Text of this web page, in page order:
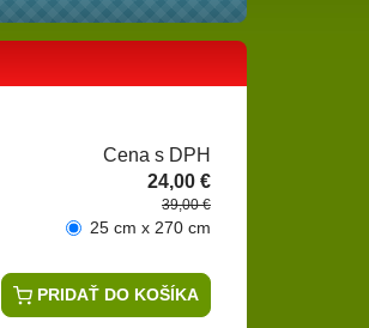
Cena s DPH
24,00 €
39,00 €
25 cm x 270 cm
PRIDAŤ DO KOŠÍKA